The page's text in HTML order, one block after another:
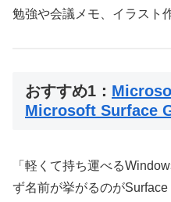
勉強や会議メモ、イラスト
おすすめ1：
Microsoft Surface
「軽くて持ち運べる
ず名前が挙がるのがSurface